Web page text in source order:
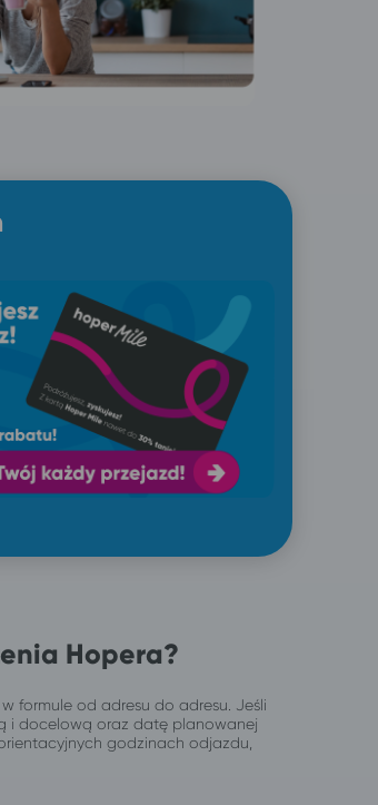
Hopera?
formule od adresu do adresu. Jeśli
i docelową oraz datę planowanej
godzinach odjazdu,